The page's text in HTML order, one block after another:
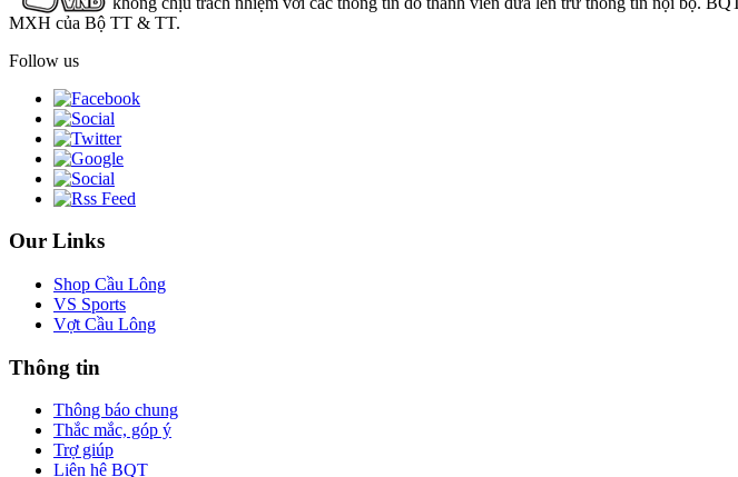
MXH của Bộ TT & TT.
Follow us
Our Links
Shop Cầu Lông
VS Sports
Vợt Cầu Lông
Thông tin
Thông báo chung
Thắc mắc, góp ý
Trợ giúp
Liên hệ BQT